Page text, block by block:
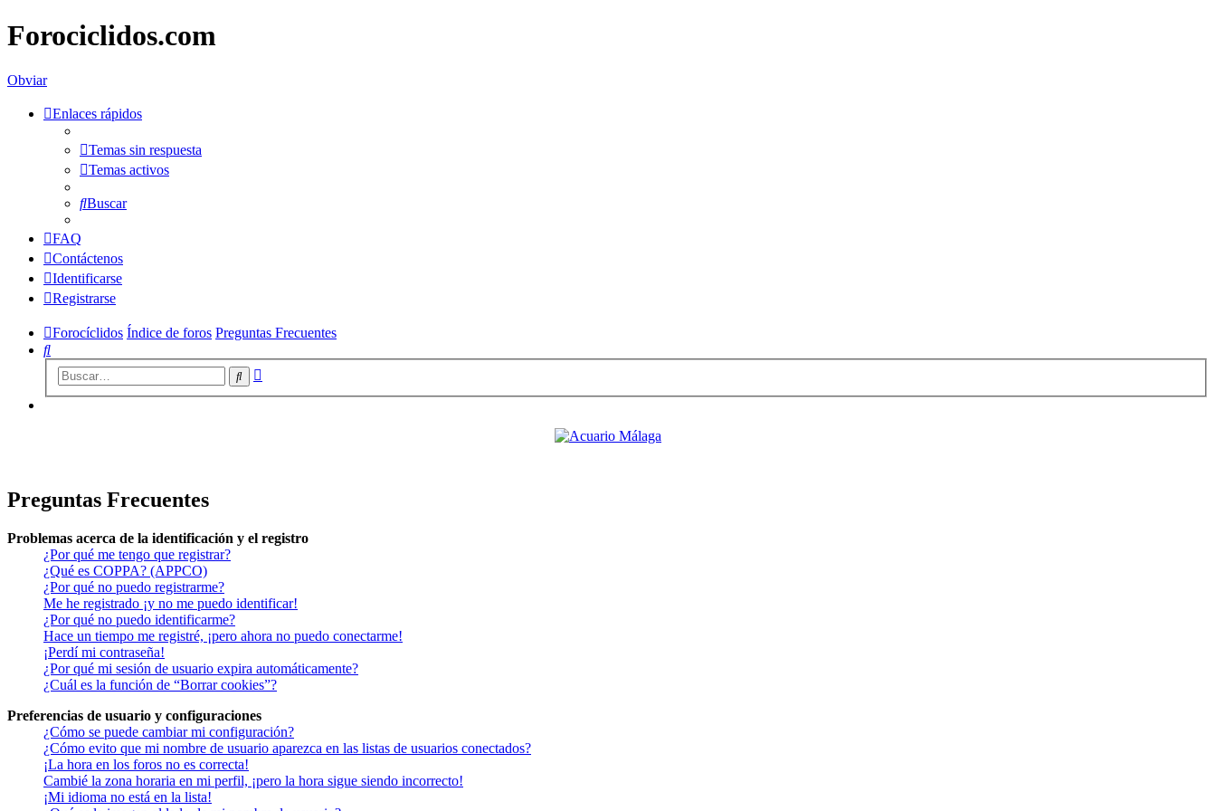
Forociclidos.com
Obviar
Enlaces rápidos
Temas sin respuesta
Temas activos
Buscar
FAQ
Contáctenos
Identificarse
Registrarse
Forocíclidos Índice de foros Preguntas Frecuentes
Buscar
Buscar
Preguntas Frecuentes
Problemas acerca de la identificación y el registro
¿Por qué me tengo que registrar?
¿Qué es COPPA? (APPCO)
¿Por qué no puedo registrarme?
Me he registrado ¡y no me puedo identificar!
¿Por qué no puedo identificarme?
Hace un tiempo me registré, ¡pero ahora no puedo conectarme!
¡Perdí mi contraseña!
¿Por qué mi sesión de usuario expira automáticamente?
¿Cuál es la función de “Borrar cookies”?
Preferencias de usuario y configuraciones
¿Cómo se puede cambiar mi configuración?
¿Cómo evito que mi nombre de usuario aparezca en las listas de usuarios conectados?
¡La hora en los foros no es correcta!
Cambié la zona horaria en mi perfil, ¡pero la hora sigue siendo incorrecto!
¡Mi idioma no está en la lista!